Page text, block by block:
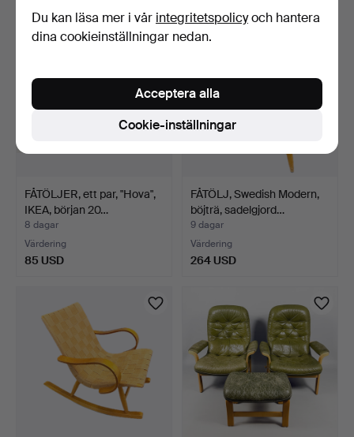
FÅTÖLJER, ett par, "Hova",
IKEA, början 20…
8 dagar
Värdering
85 USD
FÅTÖLJ, Swedish Modern,
böjträ, sadelgjord…
9 dagar
Värdering
264 USD
Du kan läsa mer i vår integritetspolicyoch hantera
dina cookieinställningar nedan.
Cookie-inställningar
Acceptera alla